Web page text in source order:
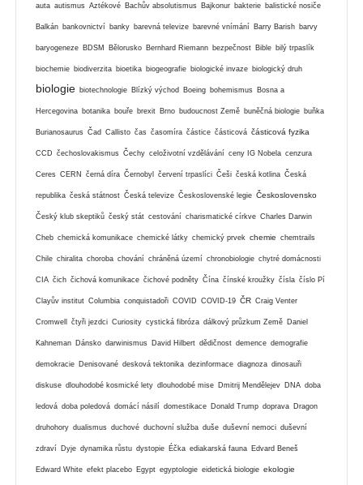
auta autismus Aztékové Bachův absolutismus Bajkonur bakterie balistické nosiče
Balkán bankovnictví banky barevná televize barevné vnímání Barry Barish barvy
baryogeneze BDSM Bělorusko Bernhard Riemann bezpečnost Bible bilý trpaslík
biochemie biodiverzita bioetika biogeografie biologické invaze biologický druh
biologie biotechnologie Blízký východ Boeing bohemismus Bosna a
Hercegovina botanika bouře brexit Brno budoucnost Země buněčná biologie buňka
Burianosaurus Čad Callisto čas časomíra částice částicová částicová fyzika
CCD čechoslovakismus Čechy celoživotní vzdělávání ceny IG Nobela cenzura
Ceres CERN černá díra Černobyl červení trpaslíci Češi česká kotlina Česká
republika česká státnost Česká televize Československé legie Československo
Český klub skeptiků český stát cestování charismatické církve Charles Darwin
Cheb chemická komunikace chemické látky chemický prvek chemie chemtrails
Chile chiralita choroba chování chráněná území chronobiologie chytré domácnosti
CIA čich čichová komunikace čichové podněty Čína čínské kroužky čísla číslo Pí
Clayův institut Columbia conquistadoři COVID COVID-19 ČR Craig Venter
Cromwell čtyři jezdci Curiosity cystická fibróza dálkový průzkum Země Daniel
Kahneman Dánsko darwinismus David Hilbert dědičnost demence demografie
demokracie Denisované desková tektonika dezinformace diagnoza dinosauři
diskuse dlouhodobé kosmické lety dlouhodobé mise Dmitrij Mendělejev DNA doba
ledová doba poledová domácí násilí domestikace Donald Trump doprava Dragon
druhohory dualismus duchové duchovní služba duše duševní nemoci duševní
zdraví Dyje dynamika růstu dystopie Éčka ediakarská fauna Edvard Beneš
Edward White efekt placebo Egypt egyptologie eidetická biologie ekologie